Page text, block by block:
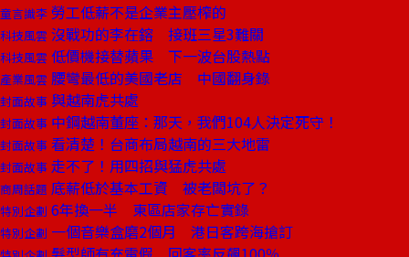
童言識李 勞工低薪不是企業主壓榨的
科技風雲 沒戰功的李在鎔 接班三星3難關
科技風雲 低價機接替蘋果 下一波台股熱點
產業風雲 腰彎最低的美國老店 中國翻身錄
封面故事 與越南虎共處
封面故事 中鋼越南董座：那天，我們104人決定死守！
封面故事 看清楚！台商布局越南的三大地雷
封面故事 走不了！用四招與猛虎共處
商周話題 底薪低於基本工資 被老闆坑了？
特別企劃 6年換一半 東區店家存亡實錄
特別企劃 一個音樂盒磨2個月 港日客跨海搶訂